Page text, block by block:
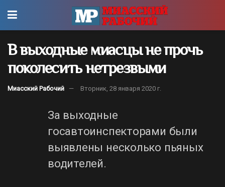
В выходные миасцы не прочь
поколесить нетрезвыми
Миасский Рабочий Вторник, 28 января 2020 г.
За выходные
госавтоинспекторами были
выявлены несколько пьяных
водителей.